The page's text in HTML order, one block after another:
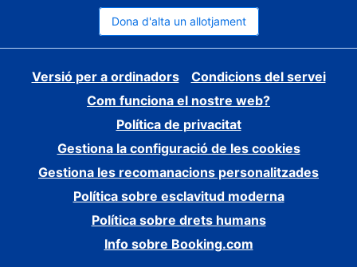
Dona d'alta un allotjament
Versió per a ordinadors
Condicions del servei
Com funciona el nostre web?
Política de privacitat
Gestiona la configuració de les cookies
Gestiona les recomanacions personalitzades
Política sobre esclavitud moderna
Política sobre drets humans
Info sobre Booking.com